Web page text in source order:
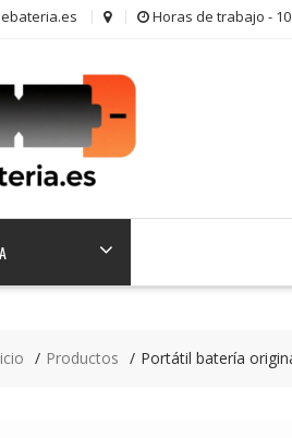
Horas de trabajo -
Productos Portátil batería